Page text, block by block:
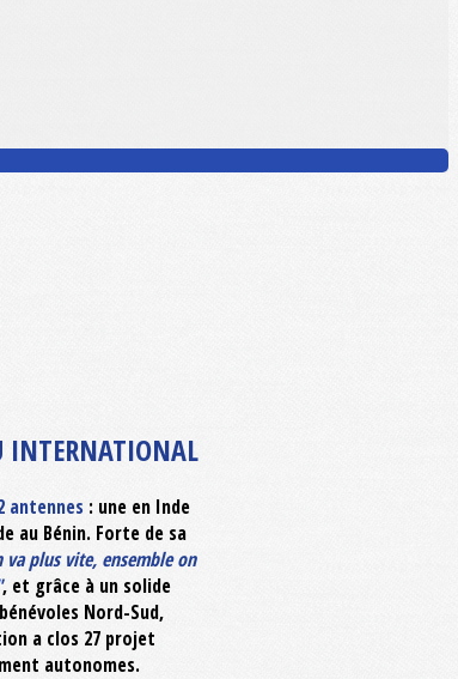
INTERNATIONAL
antennes : une en Inde
au Bénin. Forte de sa
va plus vite, ensemble on
, et grâce à un solide
Nord-Sud,
a clos 27 projet
autonomes.